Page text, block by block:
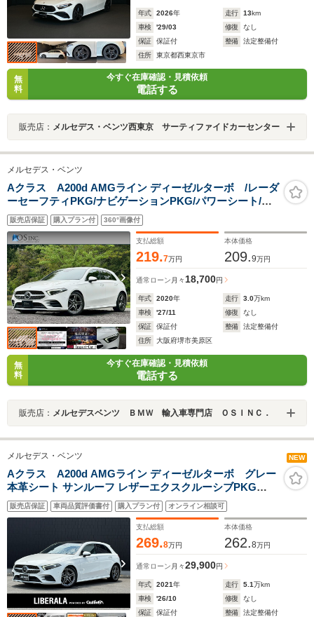
年式 2026年 走行 13km
車検
'29/03 修復
なし
保証
保証付 整備
法定整備付
住所
東京都西東京市
無
料
今すぐ在庫確認・見積依頼
電話する
販売店： メルセデス・ベンツ西東京 サーティファイドカーセンター
メルセデス・ベンツ
Aクラス A200d AMGライン ディーゼルターボ /レーダ
ーセーフティPKG/ナビゲーションPKG/パワーシート/シ
ートヒーター/シートメモリー/純正ナビ/フルセグ
TV/Bluetooth/BSM/クリアランスソナー/ETC/純正AW
販売店保証 購入プラン付 360°画像付
支払総額
219.7万円
本体価格
209.9万円
通常ローン 月々18,700円
年式 2020年 走行 3.0万km
車検
'27/11 修復
なし
保証
保証付 整備
法定整備付
住所
大阪府堺市美原区
無
料
今すぐ在庫確認・見積依頼
電話する
販売店： メルセデスベンツ ＢＭＷ 輸入車専門店 ＯＳＩＮＣ．
メルセデス・ベンツ NEW
Aクラス A200d AMGライン ディーゼルターボ グレー
本革シート サンルーフ レザーエクスクルーシブPKG
ACC 純正ナビ フルセグTV/Bluetooth/カープレイ バック
カメラ 置くダケ充電 レーンキープ パーキングアシスト
パワーシート 純正18インチAW ドラレコ ETC
販売店保証 車両品質評価書付 購入プラン付 オンライン相談可
支払総額
269.8万円
本体価格
262.8万円
通常ローン 月々29,900円
年式 2021年 走行 5.1万km
車検
'26/10 修復
なし
保証
保証付 整備 法定整備付